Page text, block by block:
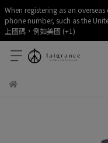
When registering as an
phone number, such as the
上國碼，例如美國 (+1)